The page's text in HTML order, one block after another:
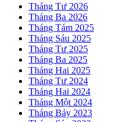
Tháng Tư 2026
Tháng Ba 2026
Tháng Tám 2025
Tháng Sáu 2025
Tháng Tư 2025
Tháng Ba 2025
Tháng Hai 2025
Tháng Tư 2024
Tháng Hai 2024
Tháng Một 2024
Tháng Bảy 2023